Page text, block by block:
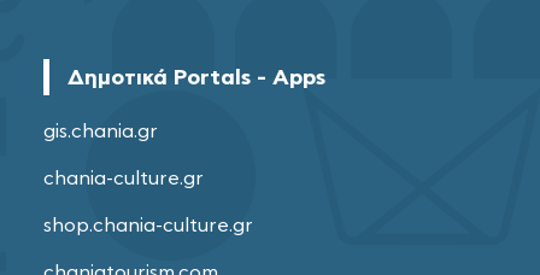
Δημοτικά Portals - Apps
gis.chania.gr
chania-culture.gr
shop.chania-culture.gr